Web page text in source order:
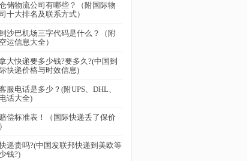
储物流公司有哪些？（附国际物
十大排名及联系方式）
沙巴机场三字代码是什么？（附
运信息大全）
大快递要多少钱?要多久?(中国到
快递价格与时效信息)
服电话是多少？(附UPS、DHL、
话大全)
偿标准表！（国际快递丢了保价
递贵吗?(中国发联邦快递到美欧等
钱?)